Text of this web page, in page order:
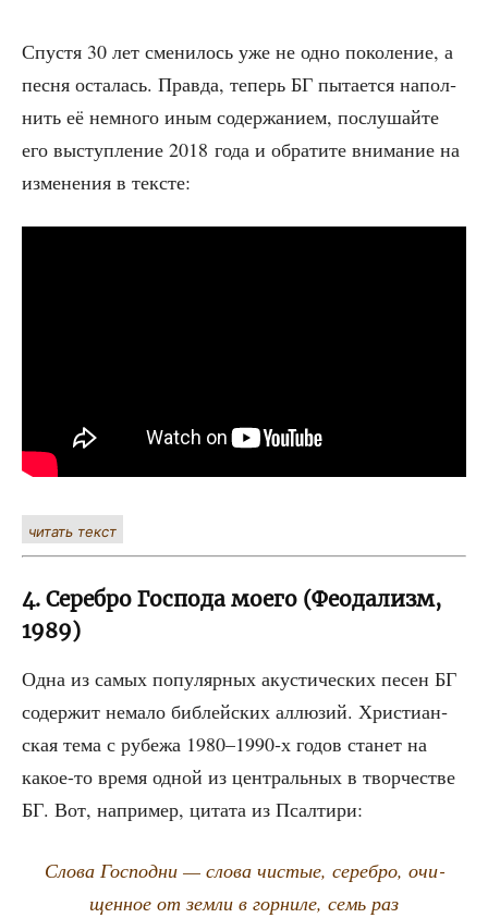
Спу­стя 30 лет сме­ни­лось уже не одно поко­ле­ние, а
пес­ня оста­лась. Прав­да, теперь БГ пыта­ет­ся напол­
нить её немно­го иным содер­жа­ни­ем, послу­шай­те
его выступ­ле­ние 2018 года и обра­ти­те вни­ма­ние на
изме­не­ния в тексте:
читать текст
4. Серебро Господа моего (Феодализм,
1989)
Одна из самых попу­ляр­ных аку­сти­че­ских песен БГ
содер­жит нема­ло биб­лей­ских аллю­зий. Хри­сти­ан­
ская тема с рубе­жа 1980–1990‑х годов ста­нет на
какое-то вре­мя одной из цен­траль­ных в твор­че­стве
БГ. Вот, напри­мер, цита­та из Псалтири:
Сло­ва Гос­под­ни — сло­ва чистые, сереб­ро, очи­
щен­ное от зем­ли в гор­ни­ле, семь раз